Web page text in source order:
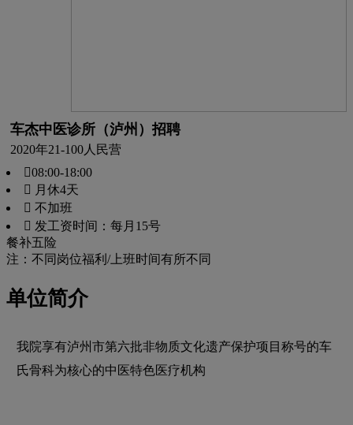
车杰中医诊所（泸州）招聘
2020年21-100人 民营
08:00-18:00
 月休4天
 不加班
 发工资时间：每月15号
餐补五险
注：不同岗位福利/上班时间有所不同
单位简介
我院享有泸州市第六批非物质文化遗产保护项目称号的车
氏骨科为核心的中医特色医疗机构